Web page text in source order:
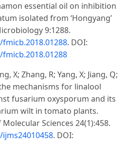
essential oil on inhibition
isolated from ‘Hongyang’
9:1288.
. DOI:
X; Zhang, R; Yang, X; Jiang, Q;
mechanisms for linalool
fusarium oxysporum and its
wilt in tomato plants.
Sciences 24(1):458.
. DOI: